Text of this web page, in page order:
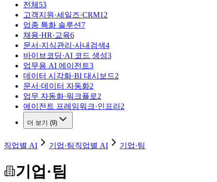
전체 53
고객지원·세일즈·CRM12
업종 특화 솔루션 7
채용·HR·교육6
문서·지식관리·사내검색4
바이브코딩·AI 코드 생성3
업무용 AI 에이전트3
데이터 시각화·BI 대시보드2
문서·데이터 자동화2
업무 자동화·워크플로2
에이전트 프레임워크·인프라2
더 보기 (9)
직업별 AI 기업·팀직업별 AI 기업·팀
기업·팀